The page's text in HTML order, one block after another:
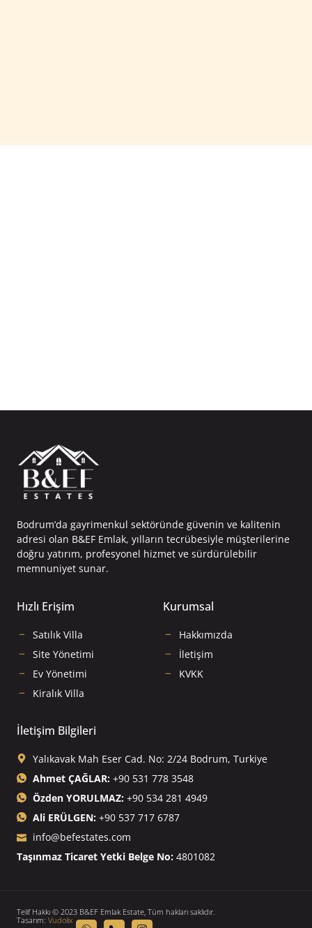
Bodrum’da gayrimenkul sektöründe güvenin ve kalitenin
adresi olan B&EF Emlak, yılların tecrübesiyle müşterilerine
doğru yatırım, profesyonel hizmet ve sürdürülebilir
memnuniyet sunar.
Hızlı Erişim
Satılık Villa
Site Yönetimi
Ev Yönetimi
Kiralık Villa
Kurumsal
Hakkımızda
İletişim
KVKK
İletişim Bilgileri
Yalıkavak Mah Eser Cad. No: 2/24 Bodrum, Turkiye
Ahmet ÇAĞLAR: +90 531 778 3548
Özden YORULMAZ: +90 534 281 4949
Ali ERÜLGEN: +90 537 717 6787
info@befestates.com
Taşınmaz Ticaret Yetki Belge No: 4801082
Telif Hakkı © 2023 B&EF Emlak Estate, Tüm hakları saklıdır.
Tasarım: Vudolix